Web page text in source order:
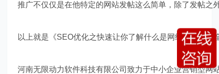
推广不仅仅是在他特定的网站发帖这么简单，除了发帖
以上就是《SEO优化之快速让你了解什么是网络推广》的
河南无限动力软件科技有限公司致力于中小企业营销型